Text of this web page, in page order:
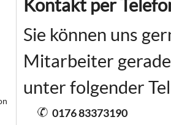
Kontakt per
Sie können uns
Mitarbeiter
unter folgender
0176 83373190